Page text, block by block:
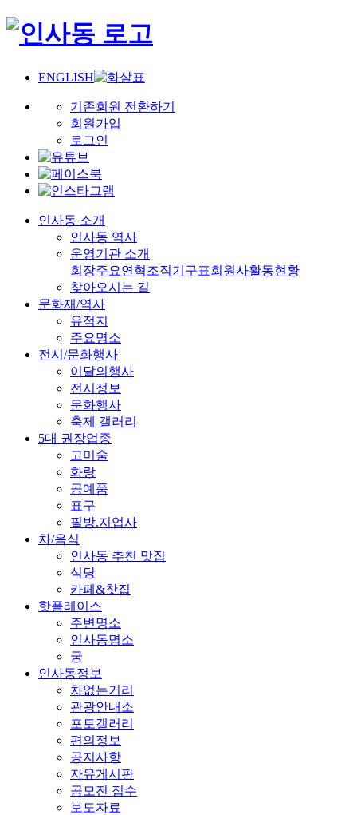
ENGLISH
기존회원 전환하기
회원가입
로그인
인사동 소개
인사동 역사
운영기관 소개
회장주요연혁조직기구표회원사활동현황
찾아오시는 길
문화재/역사
유적지
주요명소
전시/문화행사
이달의행사
전시정보
문화행사
축제 갤러리
5대 권장업종
고미술
화랑
공예품
표구
필방.지업사
차/음식
인사동 추천 맛집
식당
카페&찻집
핫플레이스
주변명소
인사동명소
궁
인사동정보
차없는거리
관광안내소
포토갤러리
편의정보
공지사항
자유게시판
공모전 접수
보도자료